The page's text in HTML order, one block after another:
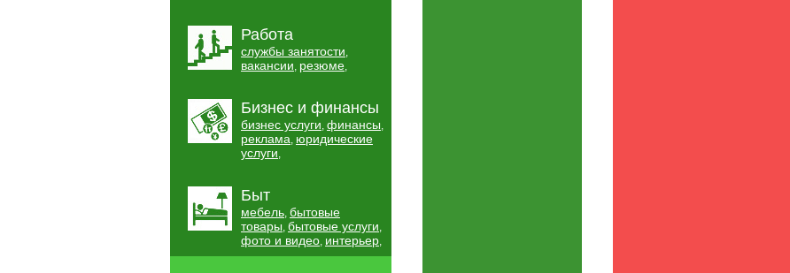
Работа
службы занятости,
вакансии, резюме,
Бизнес и финансы
бизнес услуги, финансы,
реклама, юридические
услуги,
Быт
мебель, бытовые
товары, бытовые услуги,
фото и видео, интерьер,